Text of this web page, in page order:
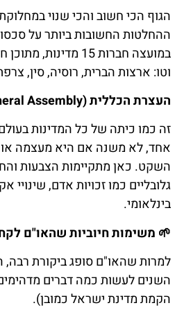
הגוף הכי חשוב והכי שנוי
ההחלטות החשובות ביותר על
במועצה חברות 15
וטו: ארצות הברית, רוסיה, סין,
העצרת הכללית (General Assembly)
זה כמו כיתה של כל המדינות
אחד, לא משנה אם היא מעצמה או
השקט. כאן מתקיימות הצבעות
גלובליים כמו זכויות אדם, שינויי
בינלאומי.
🌱 משימותחיוביותשהאו"ם
למרות שהאו"ם סופג ביקורת
השנים לעשות כמה דברים
הקמת מדינת ישראל כמובן).